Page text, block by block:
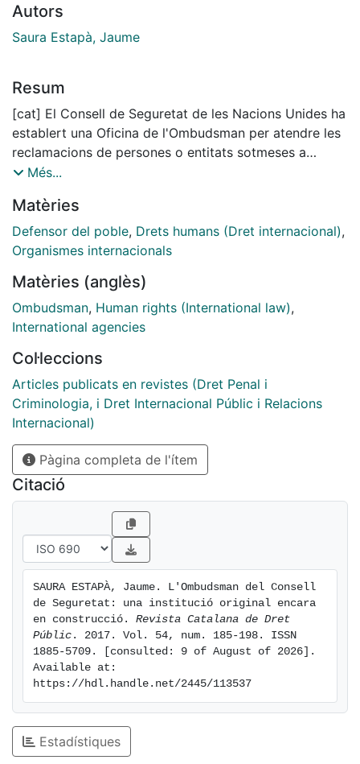
Autors
Saura Estapà, Jaume
Resum
[cat] El Consell de Seguretat de les Nacions Unides ha
establert una Oficina de l'Ombudsman per atendre les
reclamacions de persones o entitats sotmeses a
sancions imposades en el marc de la lluita contra el
que han conduit l'ONU a crear aital mecanisme i si, per
la seva configuració i funcions, aquest òrgan reuneix
els requisits que tradicionalment s'espera d'una
alguns defectes institucionals, l'Ombudsman del
Consell de Seguretat ha mostrat una alta taxa
d'efectivitat, i que és una figura amb potencialitat per
internacionals.
[eng] The United Nations Security Council has set up
an Ombudsperson’s Office to deal with complaints
from individuals or entities subject to sanctions
imposed within the framework of the fight against
international terrorism. This article examines the
reasons that have led the UN to create such a
mechanism and whether, given its configuration and
functions, this body meets the requirements
traditionally expected of an ombudsman. We conclude
that, despite some institutional shortcomings, the
Security Council Ombudsperson has shown a high
degree of effectiveness, and that this is a figure with
the potential to strengthen the due process in this field
of international relations.
Més...
Matèries
Defensor del poble, Drets humans (Dret internacional),
Organismes internacionals
Matèries (anglès)
Ombudsman, Human rights (International law),
International agencies
Col·leccions
Articles publicats en revistes (Dret Penal i
Criminologia, i Dret Internacional Públic i Relacions
Internacional)
Pàgina completa de l'ítem
Citació
SAURA ESTAPÀ, Jaume. L'Ombudsman del Consell
de Seguretat: una institució original encara
en construcció. Revista Catalana de Dret
Públic . 2017. Vol. 54, num. 185-198. ISSN
1885-5709. [consulted: 9 of August of 2026].
Available at:
https://hdl.handle.net/2445/113537
Estadístiques